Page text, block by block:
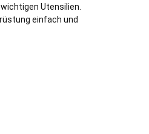
Utensilien.
einfach und